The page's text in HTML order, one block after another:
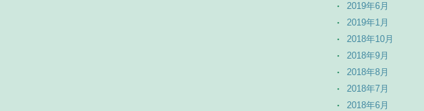
2019年6月
2019年1月
2018年10月
2018年9月
2018年8月
2018年7月
2018年6月